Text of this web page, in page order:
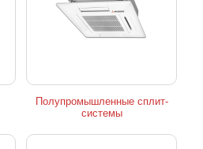
Полупромышленные сплит-
системы